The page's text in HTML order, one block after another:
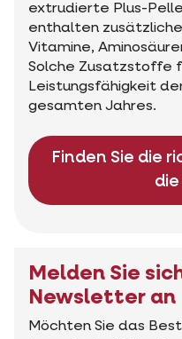
extrudierte Plus-
enthalten
Vitamine,
Solche Zusatzstoffe
Leistungsfähigkeit
gesamten Jahres.
Finden Sie die
die
Melden Sie
Newsletter an
Möchten Sie das